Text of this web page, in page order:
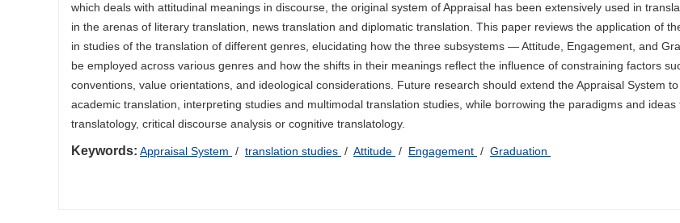
which deals with attitudinal meanings in discourse, the original system of Appraisal has been extensively used in
in the arenas of literary translation, news translation and diplomatic translation. This paper reviews the application of
in studies of the translation of different genres, elucidating how the three subsystems — Attitude, Engagement, and
be employed across various genres and how the shifts in their meanings reflect the influence of constraining factors
conventions, value orientations, and ideological considerations. Future research should extend the Appraisal System
academic translation, interpreting studies and multimodal translation studies, while borrowing the paradigms and ideas
translatology, critical discourse analysis or cognitive translatology.
Keywords: Appraisal System / translation studies / Attitude / Engagement / Graduation